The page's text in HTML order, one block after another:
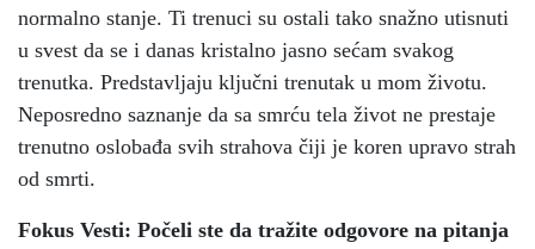
normalno stanje. Ti trenuci su ostali tako snažno utisnuti
u svest da se i danas kristalno jasno sećam svakog
trenutka. Predstavljaju ključni trenutak u mom životu.
Neposredno saznanje da sa smrću tela život ne prestaje
trenutno oslobađa svih strahova čiji je koren upravo strah
od smrti.
Fokus Vesti: Počeli ste da tražite odgovore na pitanja